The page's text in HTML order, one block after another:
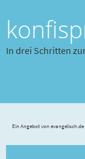
In drei Schritten
Ein Angebot von